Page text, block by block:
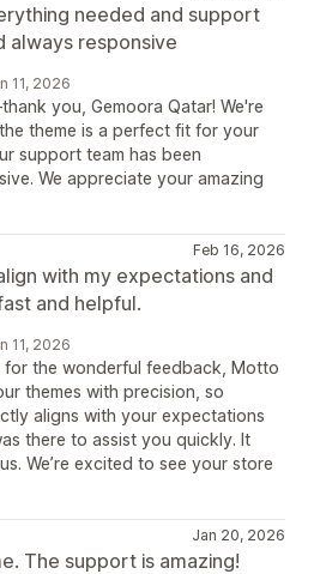
needed and support
always responsive
11, 2026
you, Gemoora Qatar! We're
theme is a perfect fit for your
support team has been
We appreciate your amazing
Feb 16, 2026
with my expectations and
and helpful.
11, 2026
for the wonderful feedback, Motto
themes with precision, so
aligns with your expectations
there to assist you quickly. It
We’re excited to see your store
Jan 20, 2026
The support is amazing!